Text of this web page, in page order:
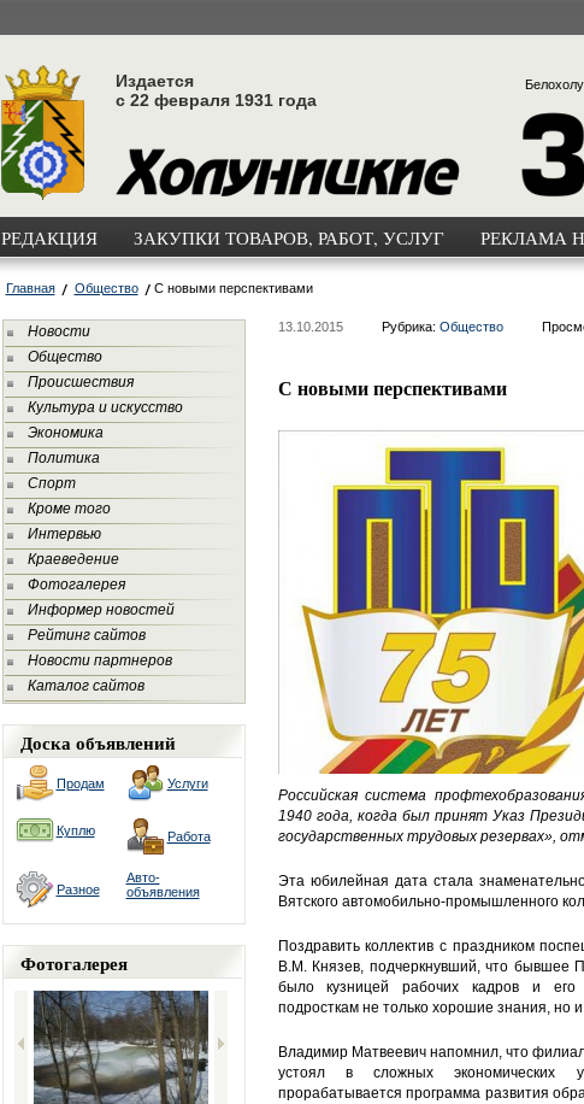
Издается
с 22 февраля 1931 года
РЕДАКЦИЯ ЗАКУПКИ ТОВАРОВ, РАБОТ, УСЛУГ РЕКЛАМА
Главная Общество С новыми перспективами
Новости
Общество
Происшествия
Культура и искусство
Экономика
Политика
Спорт
Кроме того
Интервью
Краеведение
Фотогалерея
Информер новостей
Рейтинг сайтов
Новости партнеров
Каталог сайтов
Доска объявлений
Продам Услуги
Куплю Работа
Разное
Авто-
объявления
Фотогалерея
13.10.2015 Рубрика: Общество
С новыми перспективами
Российская система
1940 года, когда был принят Указ
государственных трудовых резервах»,
Эта юбилейная дата стала
Вятского автомобильно-промышленного
Поздравить коллектив с праздником
В.М. Князев, подчеркнувший, что
было кузницей рабочих кадров и его
подросткам не только хорошие знания, но
Владимир Матвеевич напомнил, что
устоял в сложных экономических
прорабатывается программа развития